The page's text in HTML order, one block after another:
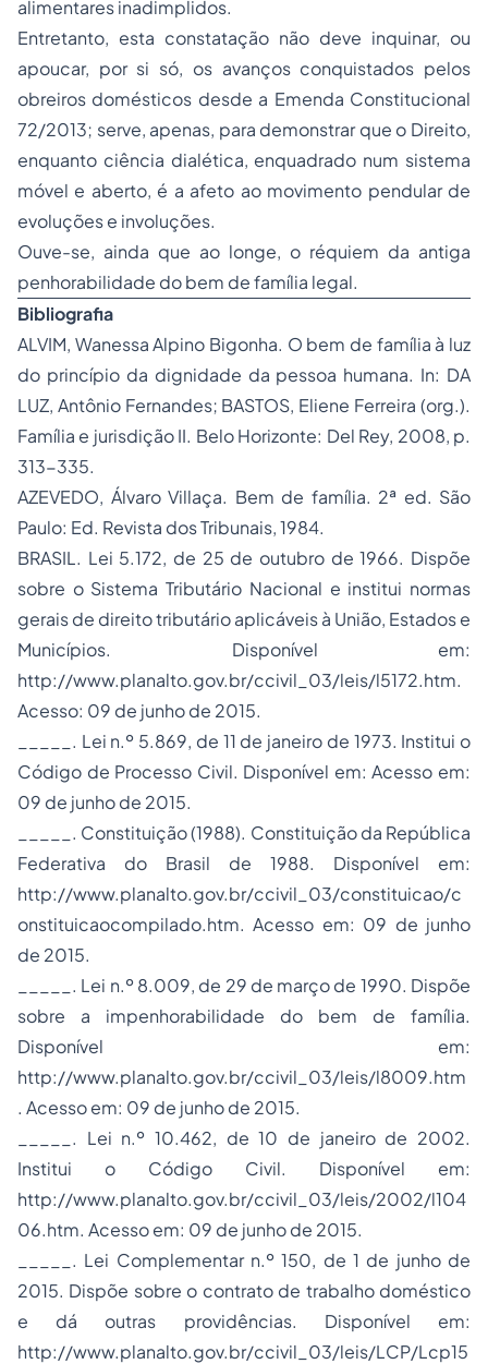
alimentares inadimplidos.
Entretanto, esta constatação não deve inquinar, ou
apoucar, por si só, os avanços conquistados pelos
obreiros domésticos desde a Emenda Constitucional
72/2013; serve, apenas, para demonstrar que o Direito,
enquanto ciência dialética, enquadrado num sistema
móvel e aberto, é a afeto ao movimento pendular de
evoluções e involuções.
Ouve-se, ainda que ao longe, o réquiem da antiga
penhorabilidade do bem de família legal.
Bibliografia
ALVIM, Wanessa Alpino Bigonha. O bem de família à luz
do princípio da dignidade da pessoa humana. In: DA
LUZ, Antônio Fernandes; BASTOS, Eliene Ferreira (org.).
Família e jurisdição II. Belo Horizonte: Del Rey, 2008, p.
313-335.
AZEVEDO, Álvaro Villaça. Bem de família. 2ª ed. São
Paulo: Ed. Revista dos Tribunais, 1984.
BRASIL. Lei 5.172, de 25 de outubro de 1966. Dispõe
sobre o Sistema Tributário Nacional e institui normas
gerais de direito tributário aplicáveis à União, Estados e
Municípios. Disponível em:
http://www.planalto.gov.br/ccivil_03/leis/l5172.htm.
Acesso: 09 de junho de 2015.
_____. Lei n.º 5.869, de 11 de janeiro de 1973. Institui o
Código de Processo Civil. Disponível em: Acesso em:
09 de junho de 2015.
_____. Constituição (1988). Constituição da República
Federativa do Brasil de 1988. Disponível em:
http://www.planalto.gov.br/ccivil_03/constituicao/c
onstituicaocompilado.htm. Acesso em: 09 de junho
de 2015.
_____. Lei n.º 8.009, de 29 de março de 1990. Dispõe
sobre a impenhorabilidade do bem de família.
Disponível em:
http://www.planalto.gov.br/ccivil_03/leis/l8009.htm
. Acesso em: 09 de junho de 2015.
_____. Lei n.º 10.462, de 10 de janeiro de 2002.
Institui o Código Civil. Disponível em:
http://www.planalto.gov.br/ccivil_03/leis/2002/l104
06.htm. Acesso em: 09 de junho de 2015.
_____. Lei Complementar n.º 150, de 1 de junho de
2015. Dispõe sobre o contrato de trabalho doméstico
e dá outras providências. Disponível em:
http://www.planalto.gov.br/ccivil_03/leis/LCP/Lcp15